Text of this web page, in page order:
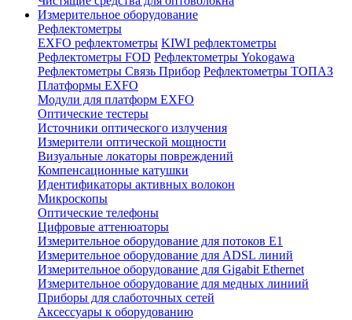
Измерительное оборудование
Рефлектометры
EXFO рефлектометры KIWI рефлектометры
Рефлектометры FOD Рефлектометры Yokogawa
Рефлектометры Связь Прибор Рефлектометры ТОПАЗ
Платформы EXFO
Модули для платформ EXFO
Оптические тестеры
Источники оптического излучения
Измерители оптической мощности
Визуальные локаторы повреждений
Компенсационные катушки
Идентификаторы активных волокон
Микроскопы
Оптические телефоны
Цифровые аттенюаторы
Измерительное оборудование для потоков Е1
Измерительное оборудование для ADSL линий
Измерительное оборудование для Gigabit Ethernet
Измерительное оборудование для медных линиий
Приборы для слаботочных сетей
Аксессуары к оборудованию